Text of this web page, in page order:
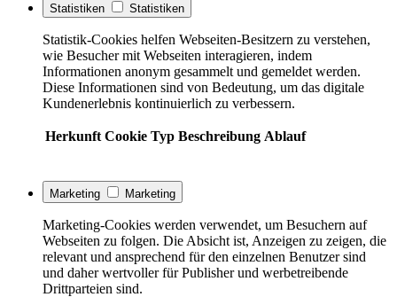
Statistiken Statistiken
Statistik-Cookies helfen Webseiten-Besitzern zu verstehen,
wie Besucher mit Webseiten interagieren, indem
Informationen anonym gesammelt und gemeldet werden.
Diese Informationen sind von Bedeutung, um das digitale
Kundenerlebnis kontinuierlich zu verbessern.
Herkunft Cookie Typ Beschreibung Ablauf
Marketing Marketing
Marketing-Cookies werden verwendet, um Besuchern auf
Webseiten zu folgen. Die Absicht ist, Anzeigen zu zeigen, die
relevant und ansprechend für den einzelnen Benutzer sind
und daher wertvoller für Publisher und werbetreibende
Drittparteien sind.